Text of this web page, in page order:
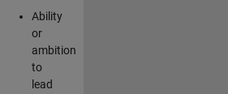
Ability
or
ambition
to
lead